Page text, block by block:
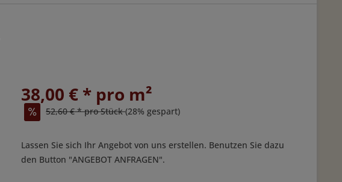
38,00 € * pro m²
52,60 € * pro Stück(28% gespart)
Lassen Sie sich Ihr Angebot von uns erstellen. Benutzen Sie dazu
den Button "ANGEBOT ANFRAGEN".